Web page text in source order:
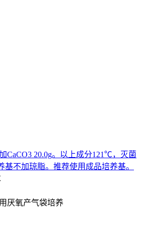
CaCO3 20.0g。以上成分121℃，灭菌
基不加琼脂。推荐使用成品培养基。
厌氧产气袋培养